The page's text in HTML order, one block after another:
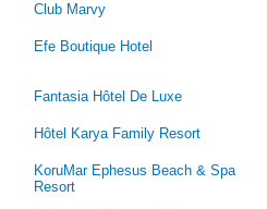
Club Marvy
Efe Boutique Hotel
Fantasia Hôtel De Luxe
Hôtel Karya Family Resort
KoruMar Ephesus Beach & Spa
Resort